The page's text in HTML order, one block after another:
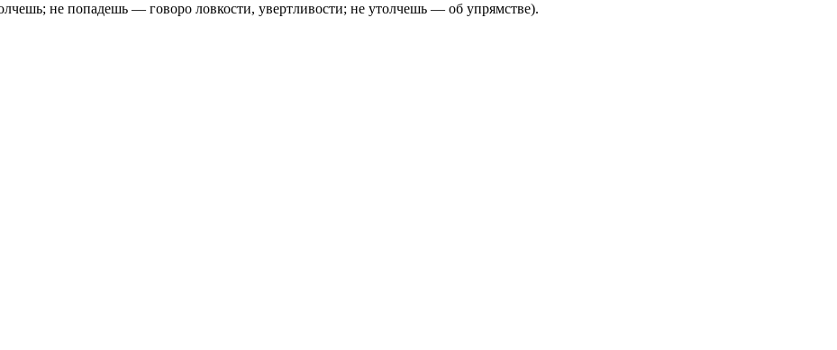
не попадешь — говоро ловкости, увертливости; не утолчешь — об упрямстве).